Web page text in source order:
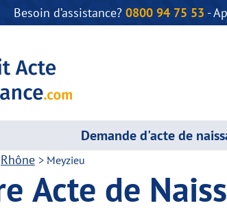
Besoin d’assistance? 0800 94 75 53 -
Demande d'acte de
Rhône > Meyzieu
Acte de